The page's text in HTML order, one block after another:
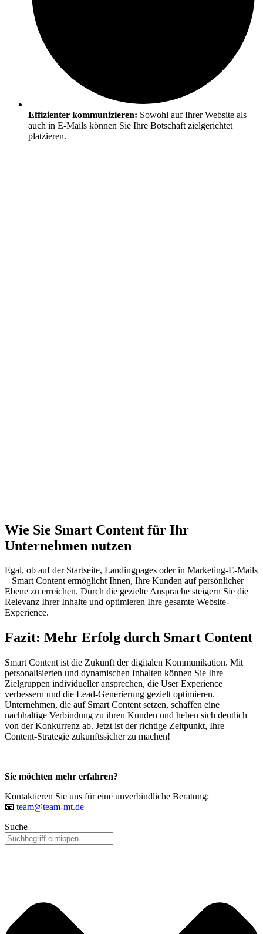
Effizienter kommunizieren: Sowohl auf Ihrer Website als
auch in E-Mails können Sie Ihre Botschaft zielgerichtet
platzieren.
Wie Sie Smart Content für Ihr
Unternehmen nutzen
Egal, ob auf der Startseite, Landingpages oder in Marketing-E-Mails
– Smart Content ermöglicht Ihnen, Ihre Kunden auf persönlicher
Ebene zu erreichen. Durch die gezielte Ansprache steigern Sie die
Relevanz Ihrer Inhalte und optimieren Ihre gesamte Website-
Experience.
Fazit: Mehr Erfolg durch Smart Content
Smart Content ist die Zukunft der digitalen Kommunikation. Mit
personalisierten und dynamischen Inhalten können Sie Ihre
Zielgruppen individueller ansprechen, die User Experience
verbessern und die Lead-Generierung gezielt optimieren.
Unternehmen, die auf Smart Content setzen, schaffen eine
nachhaltige Verbindung zu ihren Kunden und heben sich deutlich
von der Konkurrenz ab. Jetzt ist der richtige Zeitpunkt, Ihre
Content-Strategie zukunftssicher zu machen!
Sie möchten mehr erfahren?
Kontaktieren Sie uns für eine unverbindliche Beratung:
📧 team@team-mt.de
Suche